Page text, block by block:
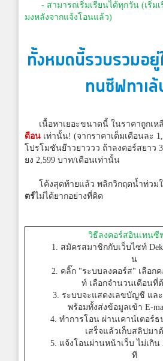
- สามารถเริ่มเรียนได้ทุกวัน (เริ่มเ
มงหลังจากแจ้งโอนแล้ว)
ทั้งหมดนี้รวบรวมอยู่
ทนซีฟทาเ
เนื้อหาเยอะขนาดนี้ ในราคาถูกเหลื
ดือน เท่านั้น! (จากราคาเต็มเดือนละ
โปรโมชันย๊าวยาววว ถ้าลงคอร์สยาว
ยง 2,599 บาท/เดือนเท่านั้น
โค้งสุดท้ายแล้ว พลิกวิกฤตน้ำท่วมใ
ตร์ไม่ได้ยากอย่างที่คิด
วิธีลงคอร์สอินเทนซี
1. สมัครสมาชิกกับเว็บไซท์
น
2. คลิ๊ก "ระบบลงคอร์ส" เลือกค
ท์ เลือกจำนวนเดือนที่
3. ระบบจะแสดงเลขบัญชี และ
พร้อมทั้งส่งข้อมูลเข้า E-
4. ทำการโอน ผ่านเคาน์เตอร์ธน
เสร็จแล้วเก็บสลิปมา
5. แจ้งโอนผ่านหน้าเว็บ ไม่เกิน
ที